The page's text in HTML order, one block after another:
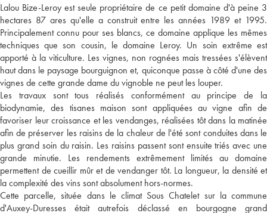
Lalou Bize-Leroy est seule propriétaire de ce petit domaine d'à peine 3
hectares 87 ares qu'elle a construit entre les années 1989 et 1995.
Principalement connu pour ses blancs, ce domaine applique les mêmes
techniques que son cousin, le domaine Leroy. Un soin extrême est
apporté à la viticulture. Les vignes, non rognées mais tressées s'élèvent
haut dans le paysage bourguignon et, quiconque passe à côté d'une des
vignes de cette grande dame du vignoble ne peut les louper.
Les travaux sont tous réalisés conformément au principe de la
biodynamie, des tisanes maison sont appliquées au vigne afin de
favoriser leur croissance et les vendanges, réalisées tôt dans la matinée
afin de préserver les raisins de la chaleur de l'été sont conduites dans le
plus grand soin du raisin. Les raisins passent sont ensuite triés avec une
grande minutie. Les rendements extrêmement limités au domaine
permettent de cueillir mûr et de vendanger tôt. La longueur, la densité et
la complexité des vins sont absolument hors-normes.
Cette parcelle, située dans le climat Sous Chatelet sur la commune
d'Auxey-Duresses était autrefois déclassé en bourgogne grand